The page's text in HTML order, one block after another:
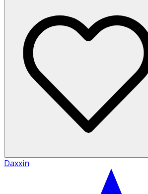
Daxxin